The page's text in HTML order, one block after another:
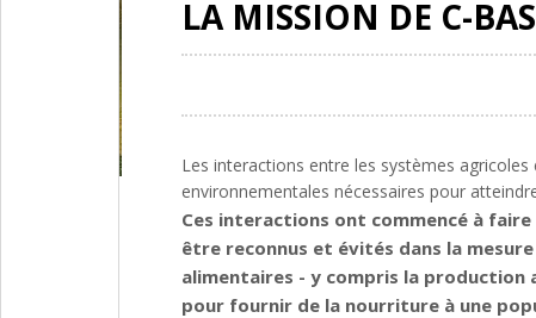
LA MISSION DE C-
Les interactions entre les systèmes
environnementales nécessaires pour
Ces interactions ont commencé à
être reconnus et évités dans la
alimentaires - y compris la
pour fournir de la nourriture à une